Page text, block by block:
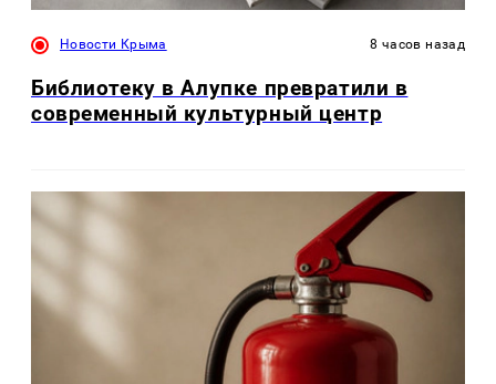
Новости Крыма 8 часов назад
Библиотеку в Алупке превратили в
современный культурный центр